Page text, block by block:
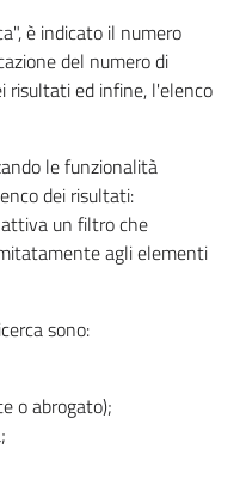
è indicato il numero
del numero di
risultati ed infine, l'elenco
le funzionalità
dei risultati:
un filtro che
agli elementi
sono:
o abrogato);